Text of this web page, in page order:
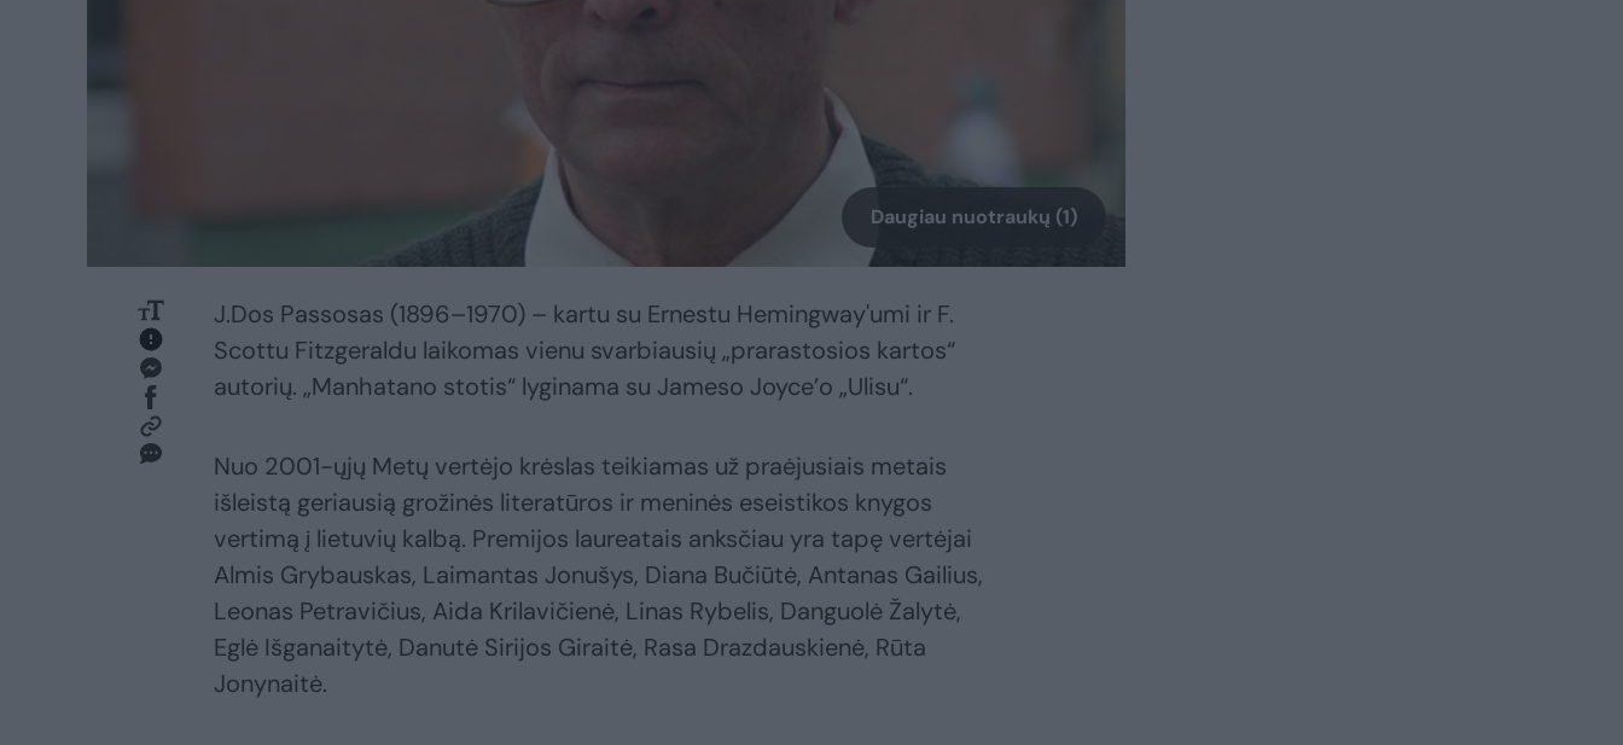
Daugiau nuotraukų (1)
J.Dos Passosas (1896–1970) – kartu su Ernestu Hemingway'umi ir F.
Scottu Fitzgeraldu laikomas vienu svarbiausių „prarastosios kartos“
autorių. „Manhatano stotis“ lyginama su Jameso Joyce’o „Ulisu“.
Nuo 2001-ųjų Metų vertėjo krėslas teikiamas už praėjusiais metais
išleistą geriausią grožinės literatūros ir meninės eseistikos knygos
vertimą į lietuvių kalbą. Premijos laureatais anksčiau yra tapę vertėjai
Almis Grybauskas, Laimantas Jonušys, Diana Bučiūtė, Antanas Gailius,
Leonas Petravičius, Aida Krilavičienė, Linas Rybelis, Danguolė Žalytė,
Eglė Išganaitytė, Danutė Sirijos Giraitė, Rasa Drazdauskienė, Rūta
Jonynaitė.